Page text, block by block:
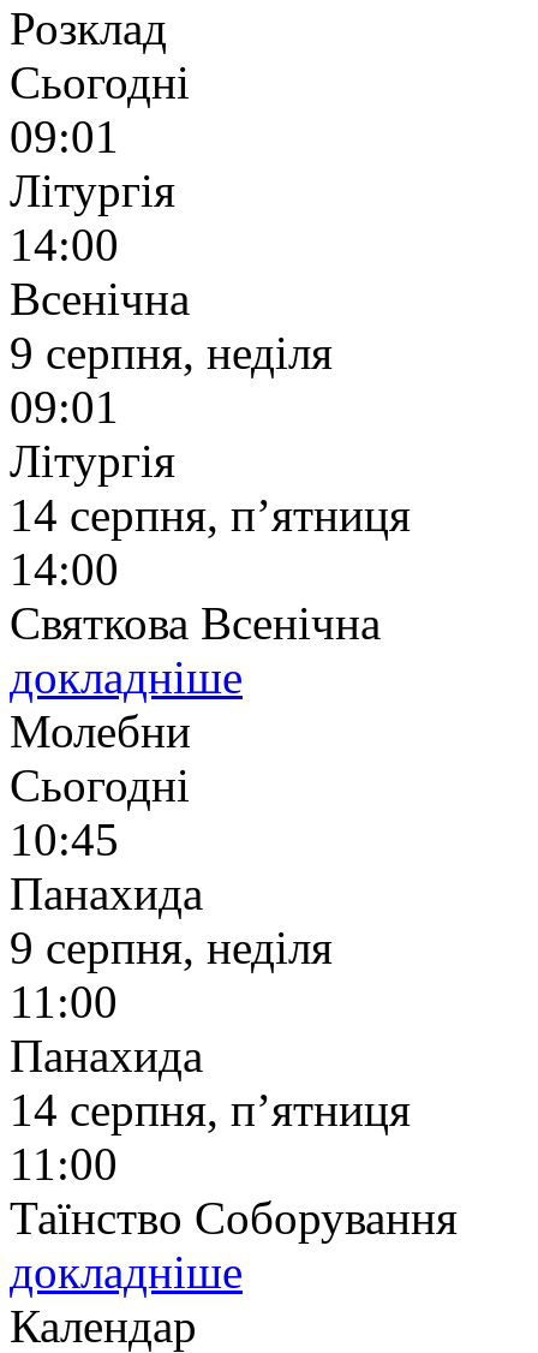
Розклад
Сьогодні
09:01
Літургія
14:00
Всенічна
9 серпня, неділя
09:01
Літургія
14 серпня, п’ятниця
14:00
Святкова Всенічна
докладніше
Молебни
Сьогодні
10:45
Панахида
9 серпня, неділя
11:00
Панахида
14 серпня, п’ятниця
11:00
Таїнство Соборування
докладніше
Календар